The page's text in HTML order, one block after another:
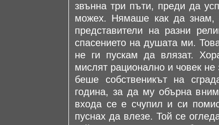
звънна три пъти, преди да
можех. Нямаше как да знам,
представители на разни
спасението на душата ми.
не ги пускам да влязат.
мислят рационално и човек не
беше собственикът на
година, за да му обърна
входа се е счупил и си
пуснах да влезе. Той се